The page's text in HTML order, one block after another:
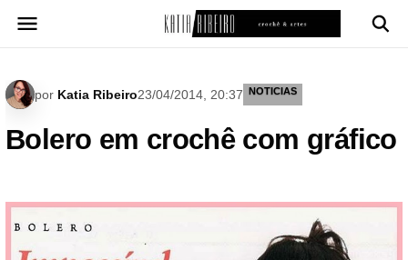
para
por Katia Ribeiro23/04/2014, 20:37 NOTICIAS
Bolero em crochê com gráfico